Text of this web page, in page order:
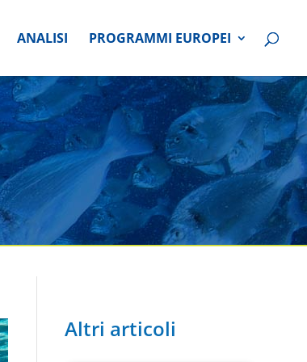
ANALISI PROGRAMMI EUROPEI
Altri articoli